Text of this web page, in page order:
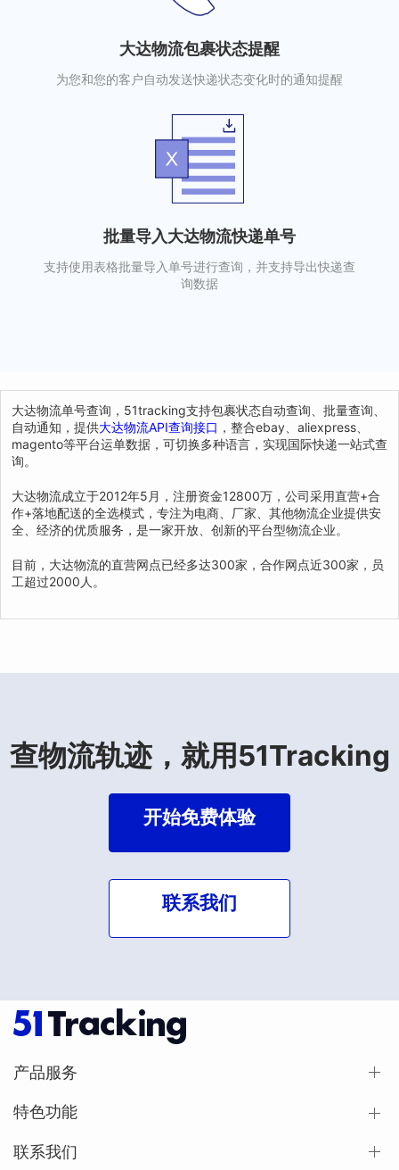
大达物流包裹状态提醒
为您和您的客户自动发送快递状态变化时的通知提醒
批量导入大达物流快递单号
支持使用表格批量导入单号进行查询，并支持导出快递查
询数据
大达物流单号查询，51tracking支持包裹状态自动查询、批量查询、
自动通知，提供大达物流API查询接口 ，整合ebay、aliexpress、
magento等平台运单数据，可切换多种语言，实现国际快递一站式查
询。
大达物流成立于2012年5月，注册资金12800万，公司采用直营+合
作+落地配送的全选模式，专注为电商、厂家、其他物流企业提供安
全、经济的优质服务，是一家开放、创新的平台型物流企业。
目前，大达物流的直营网点已经多达300家，合作网点近300家，员
工超过2000人。
查物流轨迹，就用51Tracking
开始免费体验
联系我们
产品服务
特色功能
联系我们